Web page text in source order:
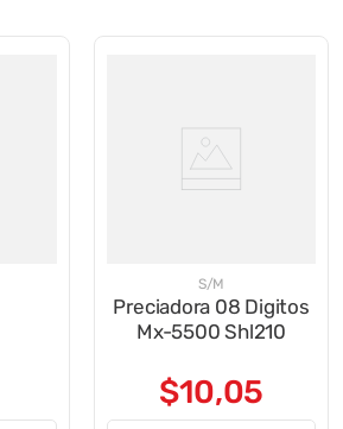
S/M
Preciadora 08 Digitos
Mx-5500 Shl210
$10,05